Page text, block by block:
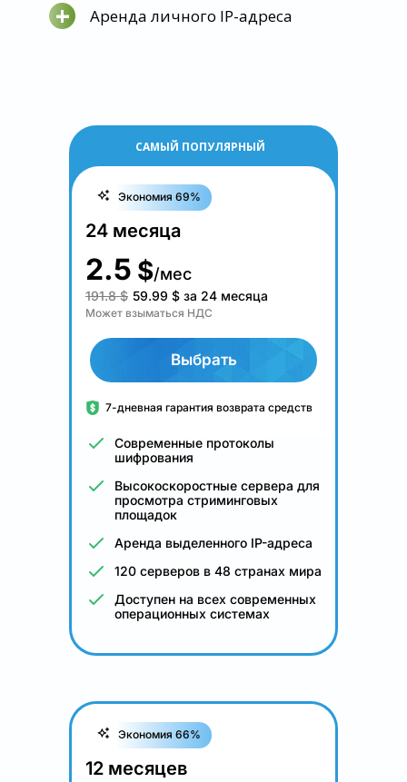
+ Аренда личного IP-адреса
САМЫЙ ПОПУЛЯРНЫЙ
Экономия 69%
24 месяца
2.5 $/мес
191.8 $ 59.99 $ за 24 месяца
Может взыматься НДС
Выбрать
7-дневная гарантия возврата средств
Современные протоколы
шифрования
Высокоскоростные сервера для
просмотра стриминговых
площадок
Аренда выделенного IP-адреса
120 серверов в 48 странах мира
Доступен на всех современных
операционных системах
Экономия 66%
12 месяцев